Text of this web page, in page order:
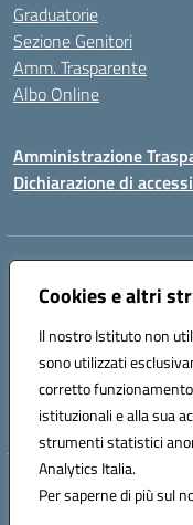
Cookies e altri
Il nostro Istituto non
sono utilizzati
corretto
istituzionali e alla sua
strumenti statistici
Analytics Italia.
Per saperne di più sul
Graduatorie
Sezione Genitori
Amm. Trasparente
Albo Online
Amministrazione
Dichiarazione di
Indirizzo:
Centralino:0823/718125
Codice fiscale:
Codice meccanografico:
Codice unico di
Hosting &
Concept